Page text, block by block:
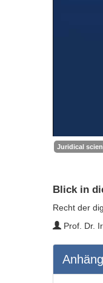
Juridical
Blick in
Recht der
Prof. Dr.